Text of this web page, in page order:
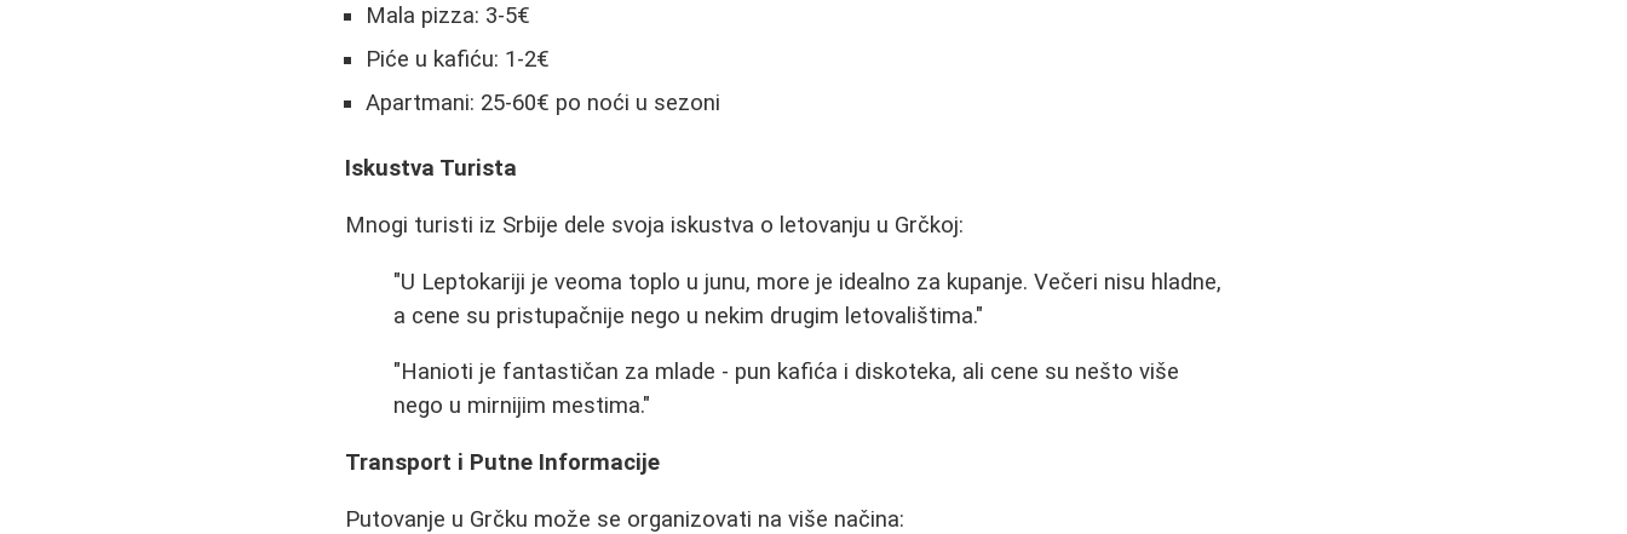
Mala pizza: 3-5€
Piće u kafiću: 1-2€
Apartmani: 25-60€ po noći u sezoni
Iskustva Turista
Mnogi turisti iz Srbije dele svoja iskustva o letovanju u Grčkoj:
"U Leptokariji je veoma toplo u junu, more je idealno za kupanje. Večeri nisu hladne,
a cene su pristupačnije nego u nekim drugim letovalištima."
"Hanioti je fantastičan za mlade - pun kafića i diskoteka, ali cene su nešto više
nego u mirnijim mestima."
Transport i Putne Informacije
Putovanje u Grčku može se organizovati na više načina: